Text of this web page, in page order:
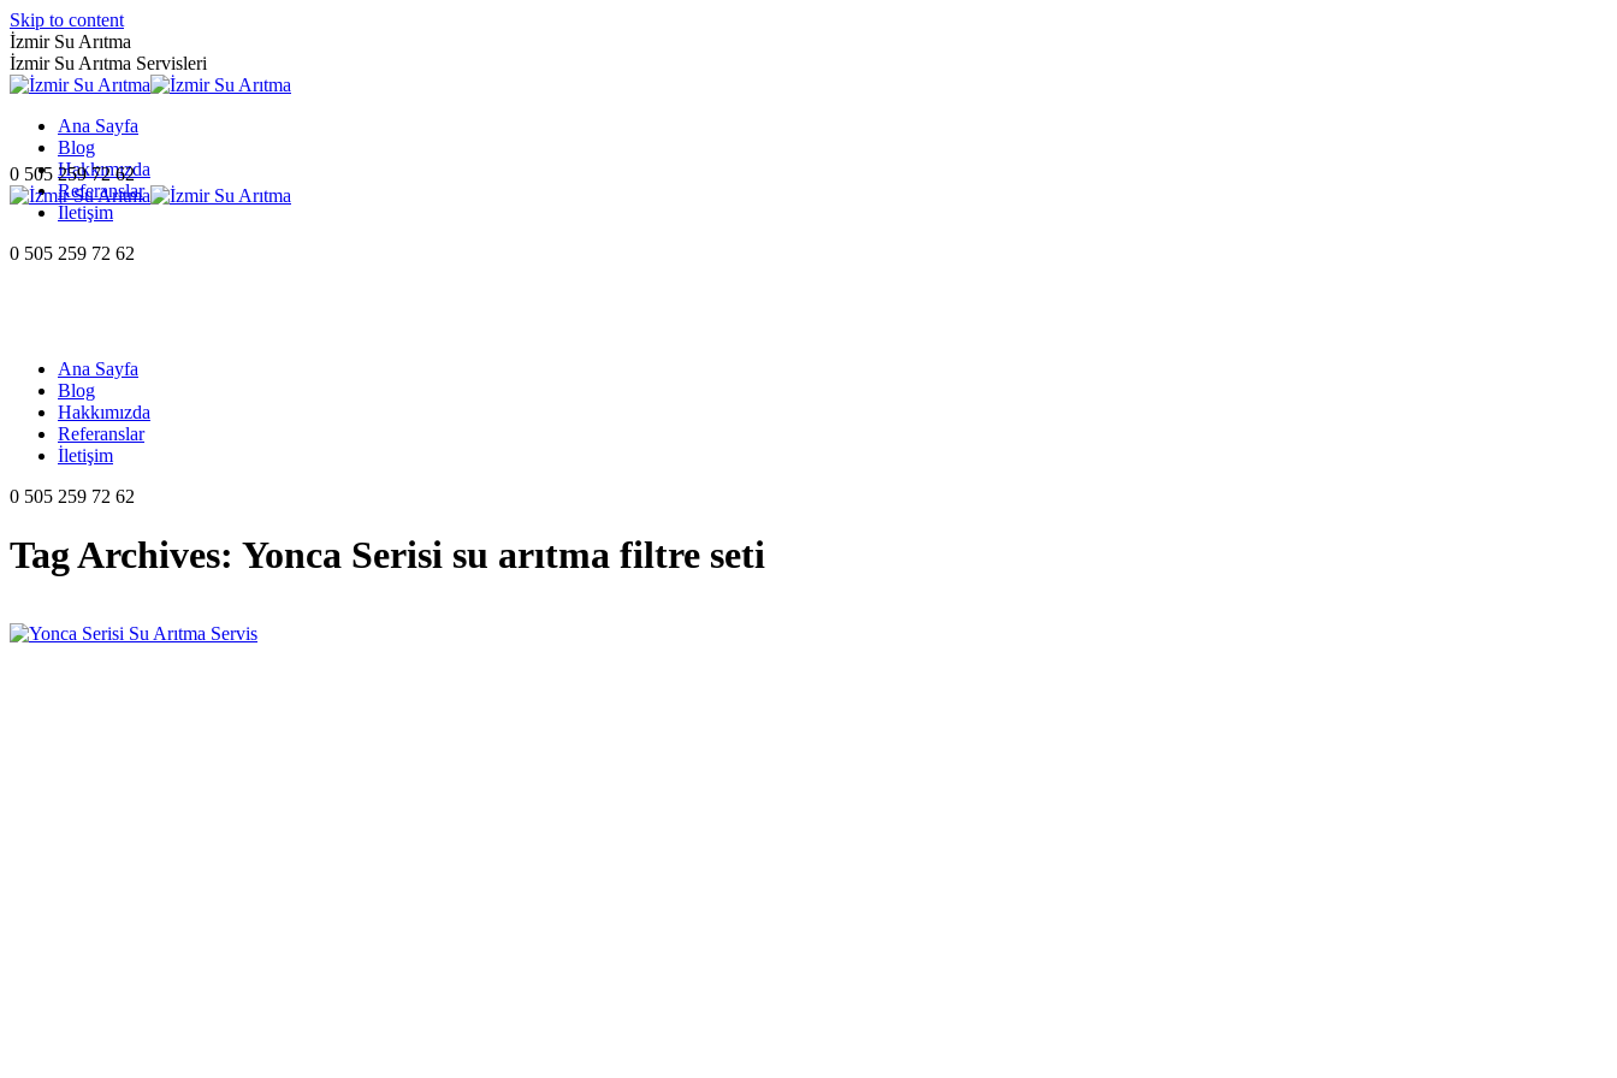
Skip to content
İzmir Su Arıtma
İzmir Su Arıtma Servisleri
Ana Sayfa
Blog
Hakkımızda
Referanslar
İletişim
0 505 259 72 62
0 505 259 72 62
Ana Sayfa
Blog
Hakkımızda
Referanslar
İletişim
0 505 259 72 62
Tag Archives: Yonca Serisi su arıtma filtre seti